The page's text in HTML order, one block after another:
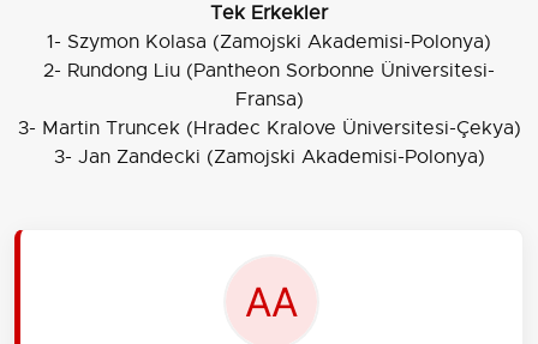
Tek Erkekler
1- Szymon Kolasa (Zamojski Akademisi-Polonya)
2- Rundong Liu (Pantheon Sorbonne Üniversitesi-
Fransa)
3- Martin Truncek (Hradec Kralove Üniversitesi-Çekya)
3- Jan Zandecki (Zamojski Akademisi-Polonya)